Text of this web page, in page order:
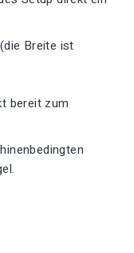
Breite ist
bereit zum